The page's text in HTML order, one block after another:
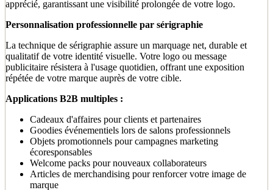
apprécié, garantissant une visibilité prolongée de votre logo.
Personnalisation professionnelle par sérigraphie
La technique de sérigraphie assure un marquage net, durable et
qualitatif de votre identité visuelle. Votre logo ou message
publicitaire résistera à l'usage quotidien, offrant une exposition
répétée de votre marque auprès de votre cible.
Applications B2B multiples :
Cadeaux d'affaires pour clients et partenaires
Goodies événementiels lors de salons professionnels
Objets promotionnels pour campagnes marketing
écoresponsables
Welcome packs pour nouveaux collaborateurs
Articles de merchandising pour renforcer votre image de
marque